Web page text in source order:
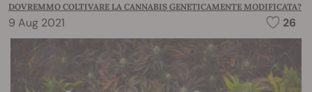
DOVREMMO COLTIVARE LA CANNABIS GENETICAMENTE MODIFICATA?
9 Aug 2021 26